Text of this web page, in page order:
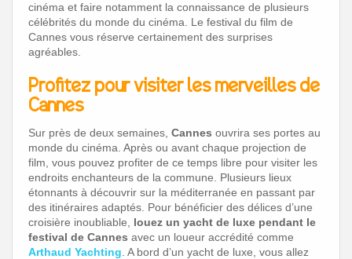
cinéma et faire notamment la connaissance de plusieurs
célébrités du monde du cinéma. Le festival du film de
Cannes vous réserve certainement des surprises
agréables.
Profitez pour visiter les merveilles de
Cannes
Sur près de deux semaines, Cannes ouvrira ses portes au
monde du cinéma. Après ou avant chaque projection de
film, vous pouvez profiter de ce temps libre pour visiter les
endroits enchanteurs de la commune. Plusieurs lieux
étonnants à découvrir sur la méditerranée en passant par
des itinéraires adaptés. Pour bénéficier des délices d’une
croisière inoubliable, louez un yacht de luxe pendant le
festival de Cannes avec un loueur accrédité comme
Arthaud Yachting . A bord d’un yacht de luxe, vous allez